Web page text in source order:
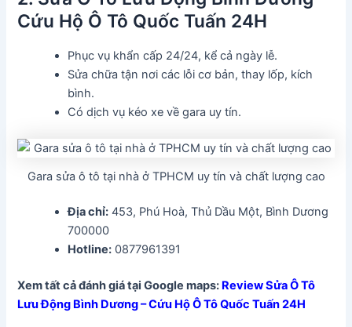
Cứu Hộ Ô Tô Quốc Tuấn 24H
Phục vụ khẩn cấp 24/24, kể cả ngày lễ.
Sửa chữa tận nơi các lỗi cơ bản, thay lốp, kích
bình.
Có dịch vụ kéo xe về gara uy tín.
Gara sửa ô tô tại nhà ở TPHCM uy tín và chất lượng cao
Địa chỉ: 453, Phú Hoà, Thủ Dầu Một, Bình Dương
700000
Hotline: 0877961391
Xem tất cả đánh giá tại Google maps: Review Sửa Ô Tô
Lưu Động Bình Dương – Cứu Hộ Ô Tô Quốc Tuấn 24H